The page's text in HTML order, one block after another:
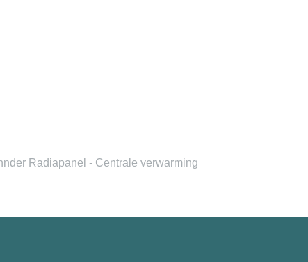
Radiapanel - Centrale verwarming